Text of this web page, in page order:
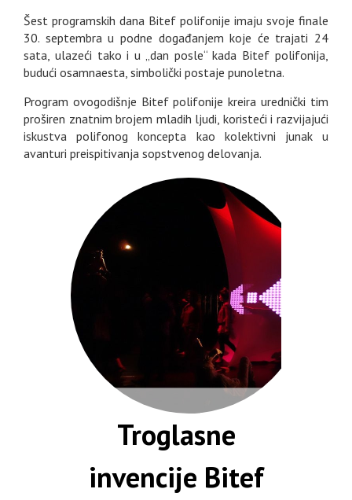
Šest programskih dana Bitef polifonije imaju svoje finale
30. septembra u podne događanjem koje će trajati 24
sata, ulazeći tako i u „dan posle“ kada Bitef polifonija,
budući osamnaesta, simbolički postaje punoletna.
Program ovogodišnje Bitef polifonije kreira urednički tim
proširen znatnim brojem mladih ljudi, koristeći i razvijajući
iskustva polifonog koncepta kao kolektivni junak u
avanturi preispitivanja sopstvenog delovanja.
Troglasne
invencije Bitef